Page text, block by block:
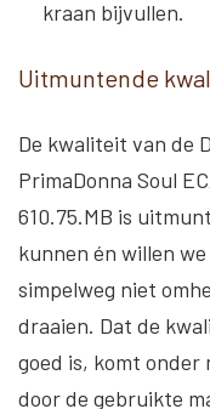
kraan bijvullen.
Uitmuntende
De kwaliteit van de
PrimaDonna Soul
610.75.MB is
kunnen én willen we
simpelweg niet
draaien. Dat de
goed is, komt onder
door de gebruikte